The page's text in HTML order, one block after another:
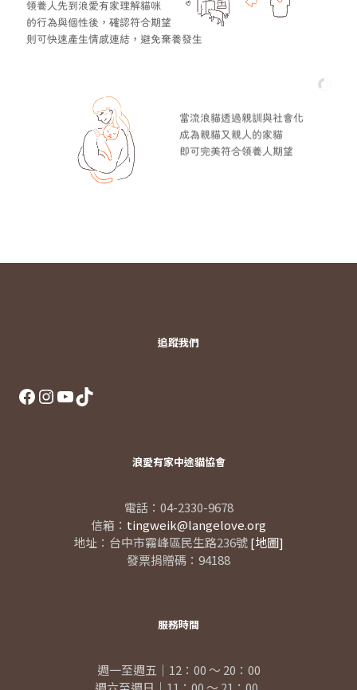
領養人先到浪愛有家理解貓咪
的行為與個性後，確認符合期望
則可快速產生情感連結，避免棄養發生
當流浪貓透過親訓與社會化
成為親貓又親人的家貓
即可完美符合領養人期望
追蹤我們
Facebook
Instagram
YouTube
TikTok
浪愛有家中途貓協會
電話：04-2330-9678
信箱： tingweik@langelove.org
地址：台中市霧峰區民生路236號[地圖]
發票捐贈碼：94188
服務時間
週一至週五｜12：00 ～ 20：00